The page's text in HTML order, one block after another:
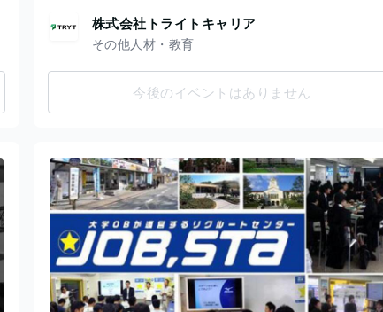
株式会社トライトキャリア
その他人材・教育
今後のイベントはありません